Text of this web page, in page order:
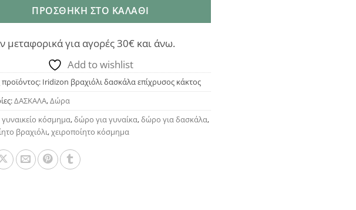
ΠΡΟΣΘΉΚΗ ΣΤΟ ΚΑΛΆΘΙ
μεταφορικά για αγορές 30€ και άνω.
Add to wishlist
Iridizon βραχιόλι δασκάλα επίχρυσος κάκτος
ΔΑΣΚΑΛΑ,Δώρα
γυναικείο κόσμημα,δώρο για γυναίκα,δώρο για δασκάλα,
βραχιόλι,χειροποίητο κόσμημα